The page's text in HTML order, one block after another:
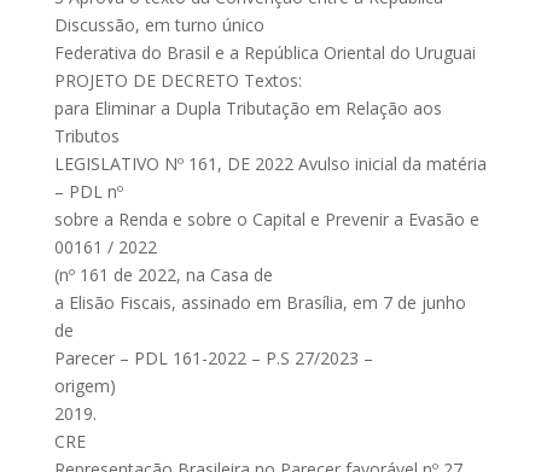
Discussão, em turno único
Federativa do Brasil e a República Oriental do Uruguai
PROJETO DE DECRETO Textos:
para Eliminar a Dupla Tributação em Relação aos
Tributos
LEGISLATIVO Nº 161, DE 2022 Avulso inicial da matéria
– PDL nº
sobre a Renda e sobre o Capital e Prevenir a Evasão e
00161 / 2022
(nº 161 de 2022, na Casa de
a Elisão Fiscais, assinado em Brasília, em 7 de junho
de
Parecer – PDL 161-2022 – P.S 27/2023 –
origem)
2019.
CRE